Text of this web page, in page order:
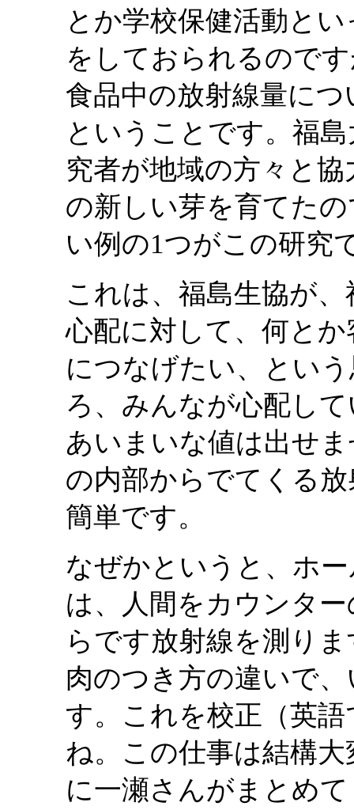
とか学校保健活動と
をしておられるので
食品中の放射線量に
ということです。福
究者が地域の方々と
の新しい芽を育てた
い例の1つがこの研究
これは、福島生協が
心配に対して、何と
につなげたい、とい
ろ、みんなが心配し
あいまいな値は出せ
の内部からでてくる
簡単です。
なぜかというと、ホ
は、人間をカウンタ
らです放射線を測り
肉のつき方の違いで
す。これを校正（英
ね。この仕事は結構
に一瀬さんがまとめ